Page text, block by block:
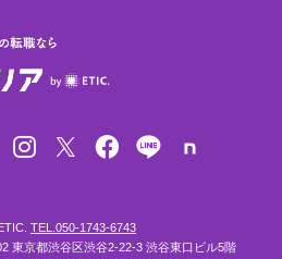
TEL.050-1743-6743
東京都渋谷区渋谷2-22-3 渋谷東口ビル5階